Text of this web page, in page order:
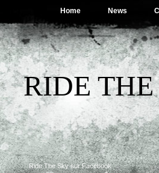
Home News
RIDE
Ride The Sky sur Facebook